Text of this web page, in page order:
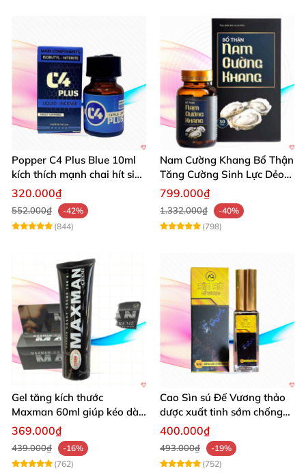
Popper C4 Plus Blue 10ml
kích thích mạnh chai hít siêu
đỉnh
320.000₫
552.000₫
-42%
(844)
Nam Cường Khang Bổ Thận
Tăng Cường Sinh Lực Dẻo
Dai Mạnh Mẽ
799.000₫
1.332.000₫
-40%
(798)
Gel tăng kích thước
Maxman 60ml giúp kéo dài
thời gian quan hệ hiệu quả
369.000₫
439.000₫
-16%
(762)
Cao Sìn sú Đế Vương thảo
dược xuất tinh sớm chống
hiệu quả nhất
400.000₫
493.000₫
-19%
(752)